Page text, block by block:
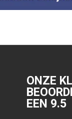
ONZE
EEN 9.5